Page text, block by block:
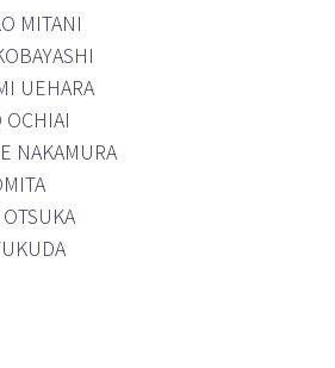
MITANI
UEHARA